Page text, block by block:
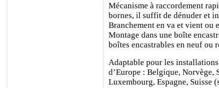
Mécanisme à raccordement
bornes, il suffit de dénuder et
Branchement en va et vient ou
Montage dans une boîte
boîtes encastrables en neuf ou
Adaptable pour les
d’Europe : Belgique, Norvège,
Luxembourg, Espagne, Suisse